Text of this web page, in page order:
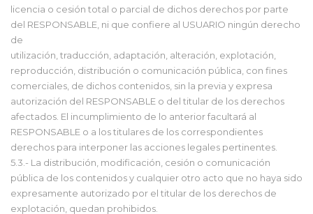
licencia o cesión total o parcial de dichos derechos por parte
del RESPONSABLE, ni que confiere al USUARIO ningún derecho
de
utilización, traducción, adaptación, alteración, explotación,
reproducción, distribución o comunicación pública, con fines
comerciales, de dichos contenidos, sin la previa y expresa
autorización del RESPONSABLE o del titular de los derechos
afectados. El incumplimiento de lo anterior facultará al
RESPONSABLE o a los titulares de los correspondientes
derechos para interponer las acciones legales pertinentes.
5.3.- La distribución, modificación, cesión o comunicación
pública de los contenidos y cualquier otro acto que no haya sido
expresamente autorizado por el titular de los derechos de
explotación, quedan prohibidos.